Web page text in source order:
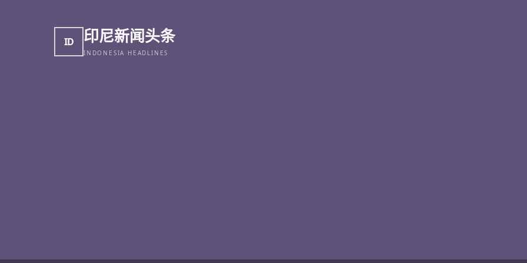
ID 印尼新闻头条
INDONESIA HEADLINES